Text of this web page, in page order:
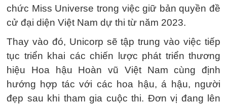
chức Miss Universe trong việc giữ bản quyền đề
cử đại diện Việt Nam dự thi từ năm 2023.
Thay vào đó, Unicorp sẽ tập trung vào việc tiếp
tục triển khai các chiến lược phát triển thương
hiệu Hoa hậu Hoàn vũ Việt Nam cùng định
hướng hợp tác với các hoa hậu, á hậu, người
đẹp sau khi tham gia cuộc thi. Đơn vị đang lên